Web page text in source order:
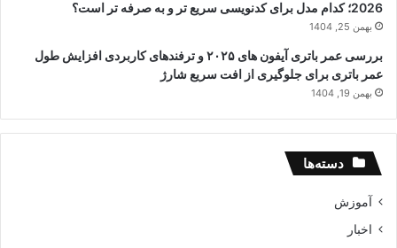
2026؛ کدام مدل برای کدنویسی سریع تر و به صرفه تر است؟
بهمن 25, 1404
بررسی عمر باتری آیفون های ۲۰۲۵ و ترفندهای کاربردی افزایش طول
عمر باتری برای جلوگیری از افت سریع شارژ
بهمن 19, 1404
دسته‌ها
آموزش
اخبار